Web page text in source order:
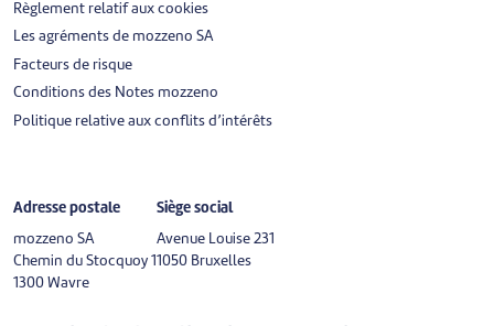
Règlement relatif aux cookies
Les agréments de mozzeno SA
Facteurs de risque
Conditions des Notes mozzeno
Politique relative aux conflits d’intérêts
Adresse postale
mozzeno SA
Chemin du Stocquoy 1
1300 Wavre
Siège social
Avenue Louise 231
1050 Bruxelles